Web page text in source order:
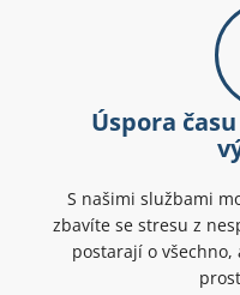
Úspora
S našimi službami
zbavíte se stresu z
postarají o